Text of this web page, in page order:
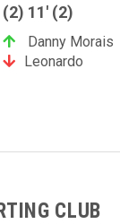
(2) 11' (2)
Danny Morais
Leonardo
CLUB